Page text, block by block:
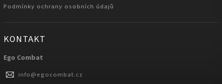
Podmínky ochrany osobních údajů
KONTAKT
Ego Combat
info@egocombat.cz